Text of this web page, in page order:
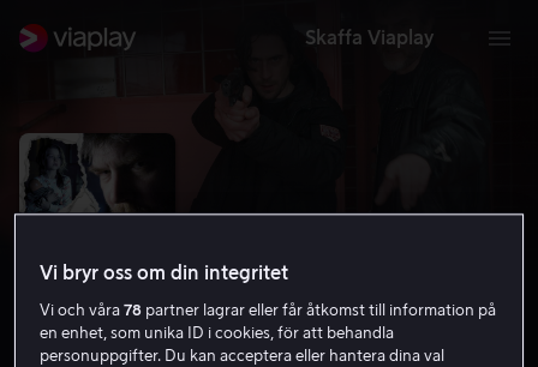
Skaffa Viaplay
Vi bryr oss om din integritet
Vi och våra78 partner lagrar eller får åtkomst till information på
en enhet, som unika ID i cookies, för att behandla
personuppgifter. Du kan acceptera eller hantera dina val